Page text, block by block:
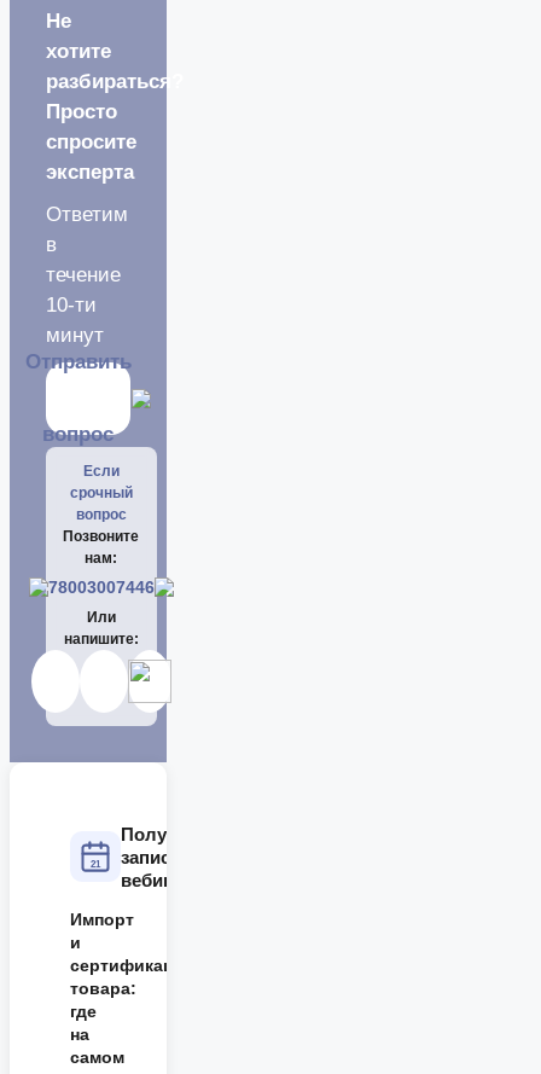
Не
хотите
разбираться?
Просто
спросите
эксперта
Ответим
в
течение
10-ти
минут
Отправить
вопрос
Если
срочный
вопрос
Позвоните
нам:
78003007446
Или
напишите:
21
Получите
запись
вебинара
Импорт
и
сертификация
товара:
где
на
самом